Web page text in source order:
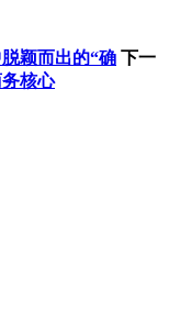
颖而出的“确 下一
核心